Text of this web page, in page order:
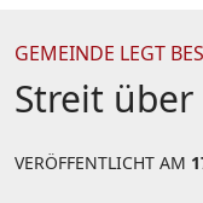
GEMEINDE LEGT
Streit
VERÖFFENTLICHT AM